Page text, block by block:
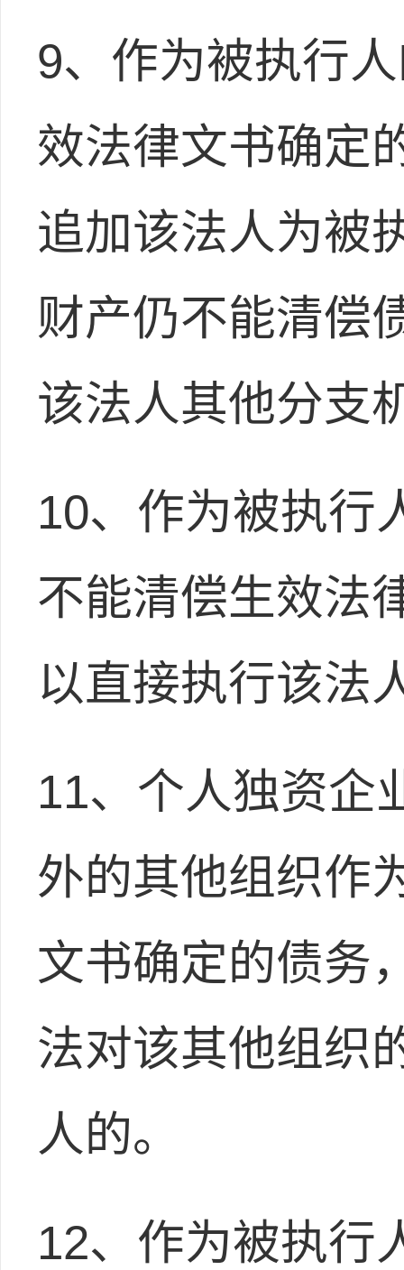
9、作为被执行
效法律文书确定
追加该法人为被
财产仍不能清偿
该法人其他分支
10、作为被执行
不能清偿生效法
以直接执行该法
11、个人独资企
外的其他组织作
文书确定的债务
法对该其他组织
人的。
12、作为被执行